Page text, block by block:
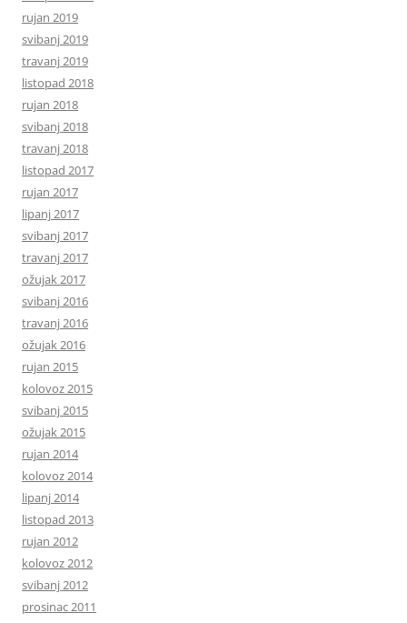
rujan 2019
svibanj 2019
travanj 2019
listopad 2018
rujan 2018
svibanj 2018
travanj 2018
listopad 2017
rujan 2017
lipanj 2017
svibanj 2017
travanj 2017
ožujak 2017
svibanj 2016
travanj 2016
ožujak 2016
rujan 2015
kolovoz 2015
svibanj 2015
ožujak 2015
rujan 2014
kolovoz 2014
lipanj 2014
listopad 2013
rujan 2012
kolovoz 2012
svibanj 2012
prosinac 2011